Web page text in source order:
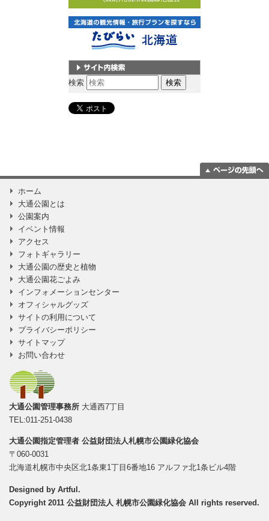
サイト内検索
検索
ホーム
大通公園とは
公園案内
イベント情報
アクセス
フォトギャラリー
大通公園の歴史と植物
大通公園花ごよみ
インフォメーションセンター
オフィシャルグッズ
サイトの利用について
プライバシーポリシー
サイトマップ
お問い合わせ
大通公園管理事務所 大通西7丁目
TEL:011-251-0438
大通公園指定管理者 公益財団法人札幌市公園緑化協会
〒060-0031
北海道札幌市中央区北1条東1丁目6番地16 アルファ北1条ビル4階
Designed by Artful .
Copyright 2011 公益財団法人 札幌市公園緑化協会 All rights reserved.